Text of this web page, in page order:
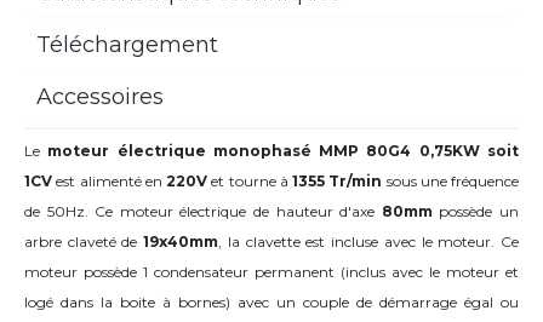
Téléchargement
Accessoires
Le moteur électrique monophasé MMP 80G4 0,75KW soit
1CV est alimenté en 220V et tourne à 1355 Tr/min sous une fréquence
de 50Hz. Ce moteur électrique de hauteur d'axe 80mmpossède un
arbre claveté de19x40mm, la clavette est incluse avec le moteur. Ce
moteur possède 1 condensateur permanent (inclus avec le moteur et
logé dans la boite à bornes) avec un couple de démarrage égal ou